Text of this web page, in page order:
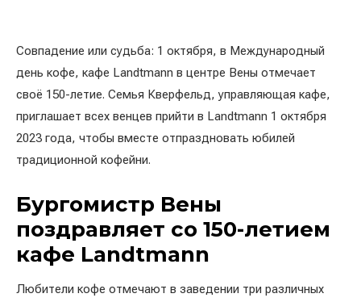
Совпадение или судьба: 1 октября, в Международный
день кофе, кафе Landtmann в центре Вены отмечает
своё 150-летие. Семья Кверфельд, управляющая кафе,
приглашает всех венцев прийти в Landtmann 1 октября
2023 года, чтобы вместе отпраздновать юбилей
традиционной кофейни.
Бургомистр Вены
поздравляет со 150-летием
кафе Landtmann
Любители кофе отмечают в заведении три различных